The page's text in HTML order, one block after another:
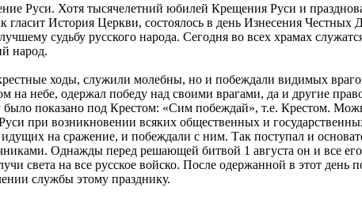
Руси. Хотя тысячелетний юбилей Крещения Руси и
История Церкви, состоялось в день Изнесения
судьбу русского народа. Сегодня во всех храмах
народ.
ходы, служили молебны, но и побеждали видимых
небе, одержал победу над своими врагами, да и другие
показано под Крестом: «Сим побеждай», т.е. Крестом.
при возникновении всяких общественных и
на сражение, и побеждали с ним. Так поступал и
Однажды перед решающей битвой 1 августа он и все
света на все русское войско. После одержанной в этот день
службы этому празднику.